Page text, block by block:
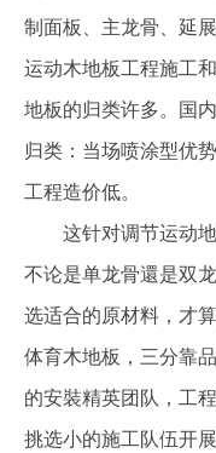
制面板、主龙骨、延
运动木地板工程施工
地板的归类许多。国
归类：当场喷涂型优
工程造价低。
这针对调节运动地
不论是单龙骨還是双
选适合的原材料，才
体育木地板，三分靠
的安裝精英团队，工
挑选小的施工队伍开